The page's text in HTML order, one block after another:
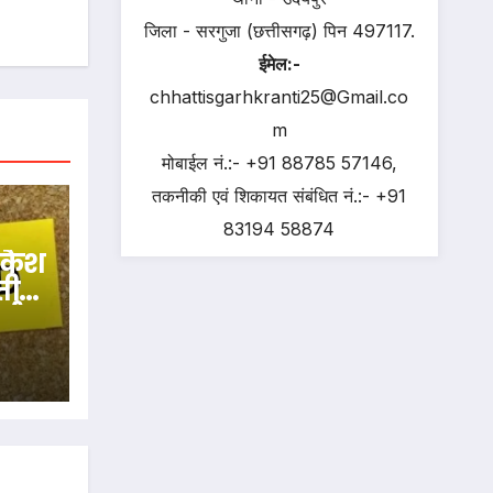
कैश
जिला - सरगुजा (छत्तीसगढ़) पिन 497117.
ईमेल:-
chhattisgarhkranti25@Gmail.co
m
मोबाईल नं.:- +91 88785 57146,
तकनीकी एवं शिकायत संबंधित नं.:- +91
83194 58874